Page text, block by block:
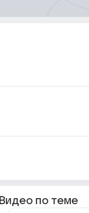
Видео по теме